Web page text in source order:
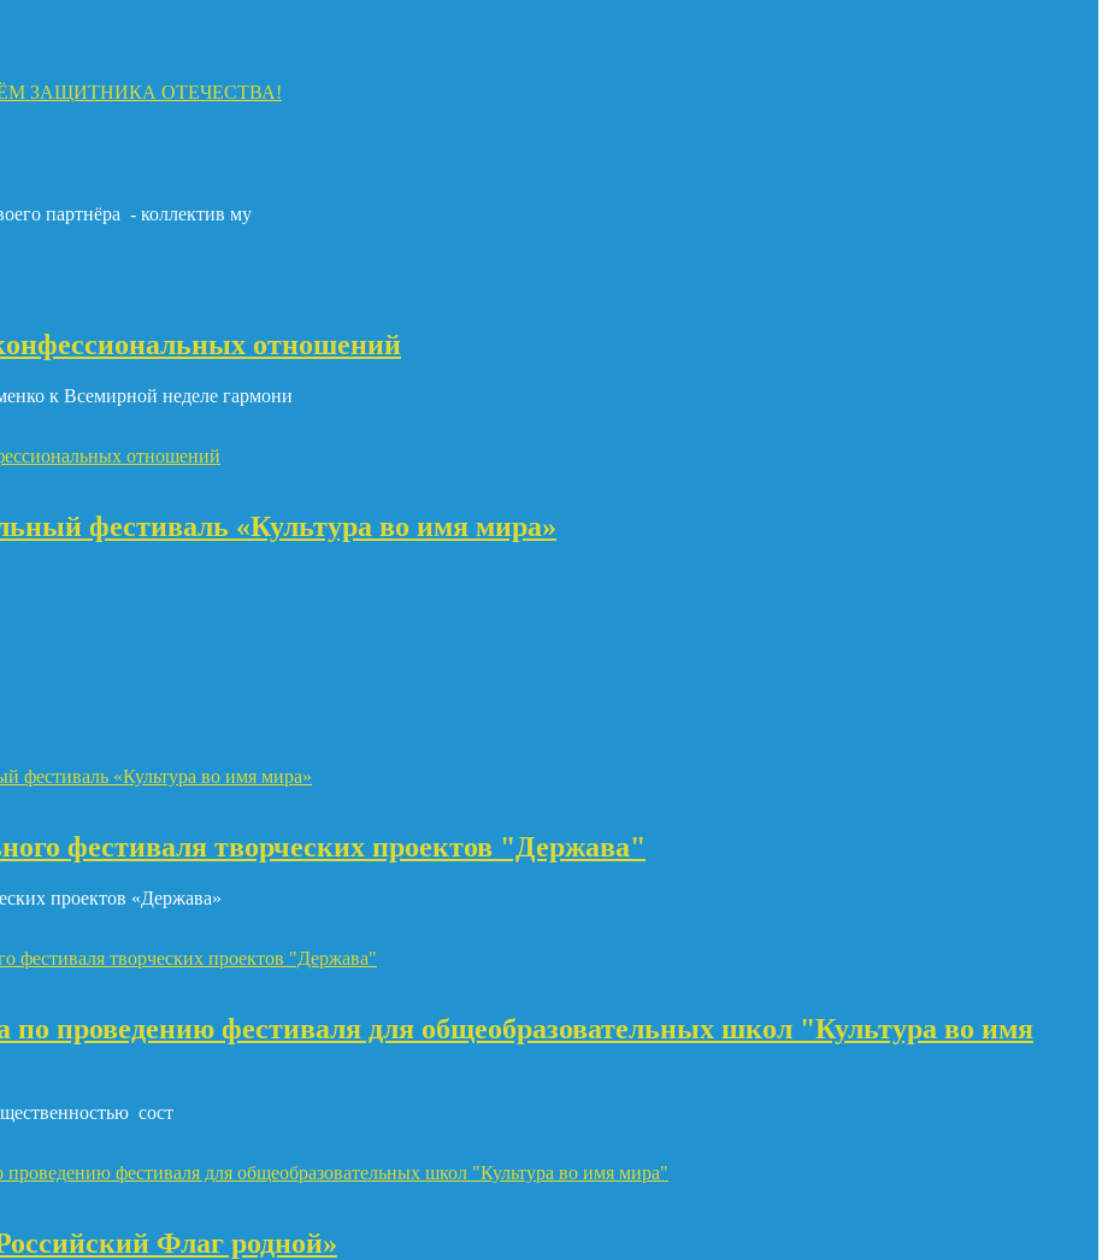
ЗАЩИТНИКА ОТЕЧЕСТВА!
партнёра - коллектив му
отношений
к Всемирной неделе гармони
отношений
фестиваль «Культура во имя мира»
фестиваль «Культура во имя мира»
фестиваля творческих проектов "Держава"
проектов «Держава»
фестиваля творческих проектов "Держава"
по проведению фестиваля для общеобразовательных школ "Культура во имя
сост
проведению фестиваля для общеобразовательных школ "Культура во имя мира"
Флаг родной»